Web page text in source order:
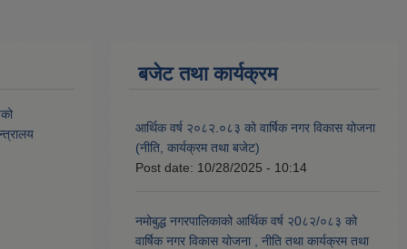
बजेट तथा कार्यक्रम
आर्थिक वर्ष २०८२.०८३ को वार्षिक नगर विकास योजना
(नीति, कार्यक्रम तथा बजेट)
Post date: 10/28/2025 - 10:14
नमोबुद्ध नगरपालिकाको आर्थिक वर्ष २0८२/०८३ को
वार्षिक नगर विकास योजना , नीति तथा कार्यक्रम तथा